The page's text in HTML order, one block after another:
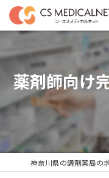
薬剤師向け